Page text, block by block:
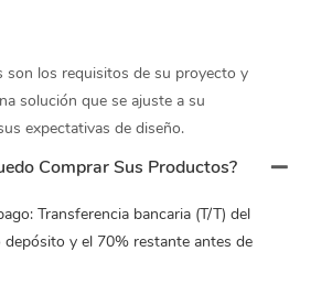
son los requisitos de su proyecto y
solución que se ajuste a su
expectativas de diseño.
Comprar Sus Productos?
Transferencia bancaria (T/T) del
y el 70% restante antes de